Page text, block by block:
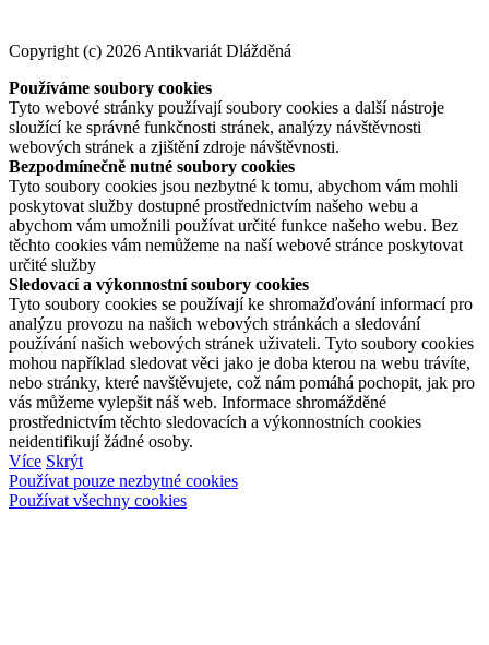
Copyright (c) 2026 Antikvariát Dlážděná
Používáme soubory cookies
Tyto webové stránky používají soubory cookies a další nástroje
sloužící ke správné funkčnosti stránek, analýzy návštěvnosti
webových stránek a zjištění zdroje návštěvnosti.
Bezpodmínečně nutné soubory cookies
Tyto soubory cookies jsou nezbytné k tomu, abychom vám mohli
poskytovat služby dostupné prostřednictvím našeho webu a
abychom vám umožnili používat určité funkce našeho webu. Bez
těchto cookies vám nemůžeme na naší webové stránce poskytovat
určité služby
Sledovací a výkonnostní soubory cookies
Tyto soubory cookies se používají ke shromažďování informací pro
analýzu provozu na našich webových stránkách a sledování
používání našich webových stránek uživateli. Tyto soubory cookies
mohou například sledovat věci jako je doba kterou na webu trávíte,
nebo stránky, které navštěvujete, což nám pomáhá pochopit, jak pro
vás můžeme vylepšit náš web. Informace shromážděné
prostřednictvím těchto sledovacích a výkonnostních cookies
neidentifikují žádné osoby.
Více Skrýt
Používat pouze nezbytné cookies
Používat všechny cookies